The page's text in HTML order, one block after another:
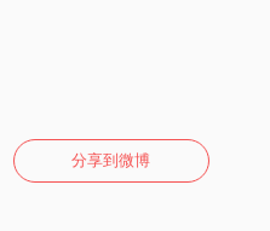
分享到微博